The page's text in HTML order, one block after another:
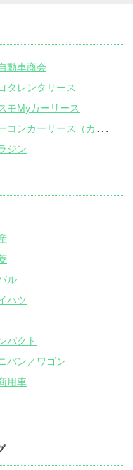
動車商会
タレンタリース
モMyカーリース
カ
ーコンカーリース（カーコンビニ倶楽部）
ジン
ル
ハツ
パクト
バン／ワゴン
用車